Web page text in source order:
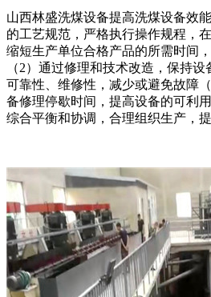
山西林盛洗煤设备提高洗煤设备效
的工艺规范，严格执行操作规程，
缩短生产单位合格产品的所需时间
（2）通过修理和技术改造，保持
可靠性、维修性，减少或避免故障
备修理停歇时间，提高设备的可利
综合平衡和协调，合理组织生产，